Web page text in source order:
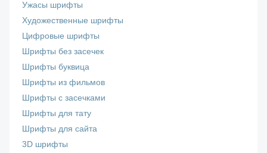
Ужасы шрифты
Художественные шрифты
Цифровые шрифты
Шрифты без засечек
Шрифты буквица
Шрифты из фильмов
Шрифты с засечками
Шрифты для тату
Шрифты для сайта
3D шрифты